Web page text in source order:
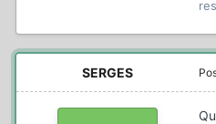
SERGES